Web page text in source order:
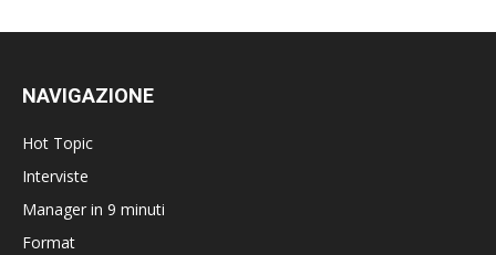
NAVIGAZIONE
Hot Topic
Interviste
Manager in 9 minuti
Format